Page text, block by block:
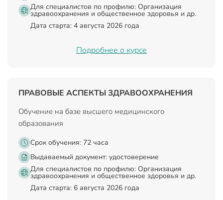
Для специалистов по профилю: Организация
здравоохранения и общественное здоровья и др.
Дата старта: 4 августа 2026 года
Подробнее о курсе
ПРАВОВЫЕ АСПЕКТЫ ЗДРАВООХРАНЕНИЯ
Обучение на базе высшего медицинского
образования
Срок обучения: 72 часа
Выдаваемый документ: удостоверение
Для специалистов по профилю: Организация
здравоохранения и общественное здоровья и др.
Дата старта: 6 августа 2026 года